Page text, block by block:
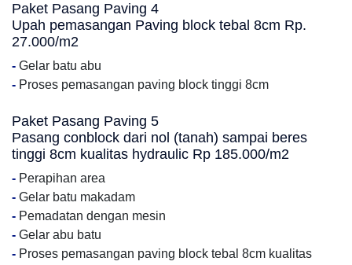
Paket Pasang Paving 4
Upah pemasangan Paving block tebal 8cm Rp.
27.000/m2
- Gelar batu abu
- Proses pemasangan paving block tinggi 8cm
Paket Pasang Paving 5
Pasang conblock dari nol (tanah) sampai beres
tinggi 8cm kualitas hydraulic Rp 185.000/m2
- Perapihan area
- Gelar batu makadam
- Pemadatan dengan mesin
- Gelar abu batu
- Proses pemasangan paving block tebal 8cm kualitas